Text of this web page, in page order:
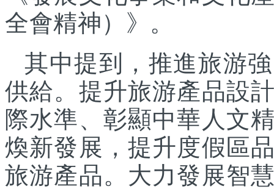
全會精神）》。
其中提到，推進旅游
供給。提升旅游產品設
際水準、彰顯中華人文
煥新發展，提升度假區
旅游產品。大力發展智